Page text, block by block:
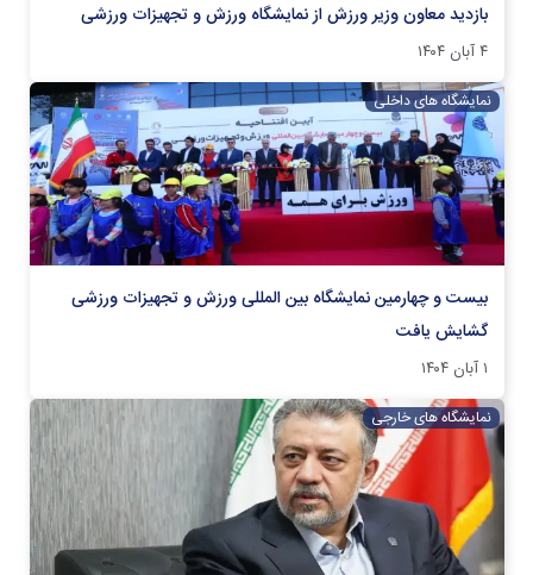
بازدید معاون وزیر ورزش از نمایشگاه ورزش و تجهیزات ورزشی
۴ آبان ۱۴۰۴
نمایشگاه های داخلی
بیست و چهارمین نمایشگاه بین المللی ورزش و تجهیزات ورزشی
گشایش یافت
۱ آبان ۱۴۰۴
نمایشگاه های خارجی